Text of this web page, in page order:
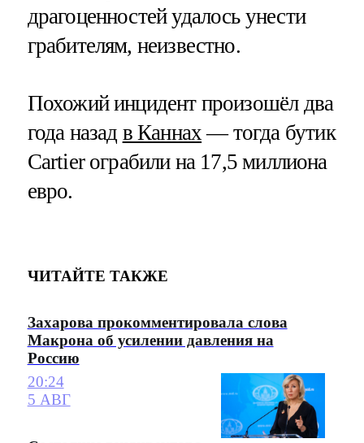
драгоценностей удалось унести
грабителям, неизвестно.
Похожий инцидент произошёл два
года назад в Каннах— тогда бутик
Cartier ограбили на 17,5 миллиона
евро.
ЧИТАЙТЕ ТАКЖЕ
Захарова прокомментировала слова
Макрона об усилении давления на
Россию
20:24
5 АВГ